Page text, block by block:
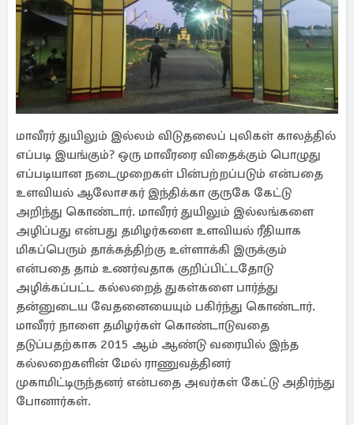
மாவீரர் துயிலும் இல்லம் விடுதலைப் புலிகள் காலத்தில்
எப்படி இயங்கும்? ஒரு மாவீரரை விதைக்கும் பொழுது
எப்படியான நடைமுறைகள் பின்பற்றப்படும் என்பதை
உளவியல் ஆலோசகர் இந்திக்கா குருகே கேட்டு
அறிந்து கொண்டார். மாவீரர் துயிலும் இல்லங்களை
அழிப்பது என்பது தமிழர்களை உளவியல் ரீதியாக
மிகப்பெரும் தாக்கத்திற்கு உள்ளாக்கி இருக்கும்
என்பதை தாம் உணர்வதாக குறிப்பிட்டதோடு
அழிக்கப்பட்ட கல்லறைத் துகள்களை பார்த்து
தன்னுடைய வேதனையையும் பகிர்ந்து கொண்டார்.
மாவீரர் நாளை தமிழர்கள் கொண்டாடுவதை
தடுப்பதற்காக 2015 ஆம் ஆண்டு வரையில் இந்த
கல்லறைகளின் மேல் ராணுவத்தினர்
முகாமிட்டிருந்தனர் என்பதை அவர்கள் கேட்டு அதிர்ந்து
போனார்கள்.